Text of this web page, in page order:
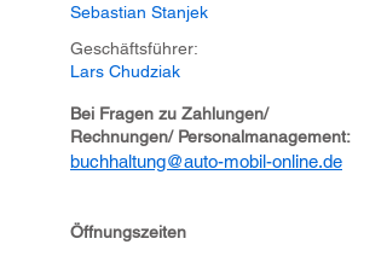
Sebastian Stanjek
Geschäftsführer:
Lars Chudziak
Bei Fragen zu Zahlungen/
Rechnungen/ Personalmanagement:
buchhaltung@auto-mobil-online.de
Öffnungszeiten